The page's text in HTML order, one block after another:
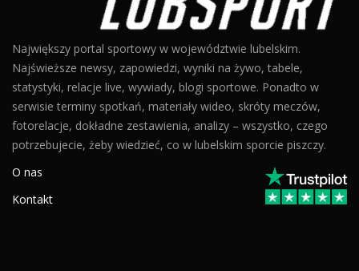
Największy portal sportowy w województwie lubelskim.
Najświeższe newsy, zapowiedzi, wyniki na żywo, tabele,
statystyki, relacje live, wywiady, blogi sportowe. Ponadto w
serwisie terminy spotkań, materiały wideo, skróty meczów,
fotorelacje, dokładne zestawienia, analizy – wszystko, czego
potrzebujecie, żeby wiedzieć, co w lubelskim sporcie piszczy.
O nas
Kontakt